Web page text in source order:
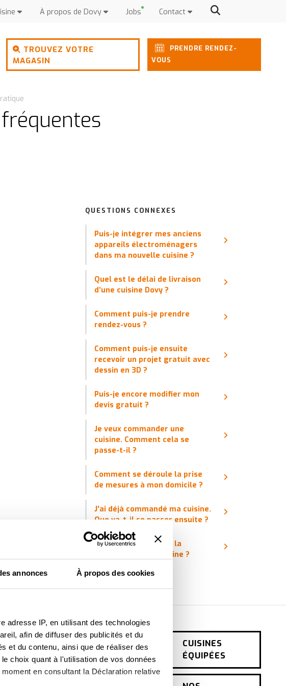
annonces À propos des cookies
adresse IP, en utilisant des technologies
afin de diffuser des publicités et du
et du contenu, ainsi que de réaliser des
choix quant à l'utilisation de vos données
en consultant la Déclaration relative
À propos de Dovy Jobs Contact
TROUVEZ VOTRE
MAGASIN
PRENDRE RENDEZ-
VOUS
QUESTIONS CONNEXES
Puis-je intégrer mes anciens
appareils électroménagers
dans ma nouvelle cuisine ?
Quel est le délai de livraison
d’une cuisine Dovy ?
Comment puis-je prendre
rendez-vous ?
Comment puis-je ensuite
recevoir un projet gratuit avec
dessin en 3D ?
Puis-je encore modifier mon
devis gratuit ?
Je veux commander une
cuisine. Comment cela se
passe-t-il ?
Comment se déroule la prise
de mesures à mon domicile ?
J'ai déjà commandé ma cuisine.
Que va-t-il se passer ensuite ?
Comment se déroule la
réception de ma cuisine ?
CONTACT
PRENDRE UN
RENDEZ-VOUS
CUISINES
ÉQUIPÉES